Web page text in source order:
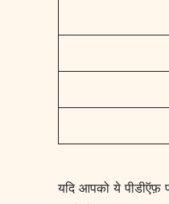
यदि आपको ये पीडीऍफ़